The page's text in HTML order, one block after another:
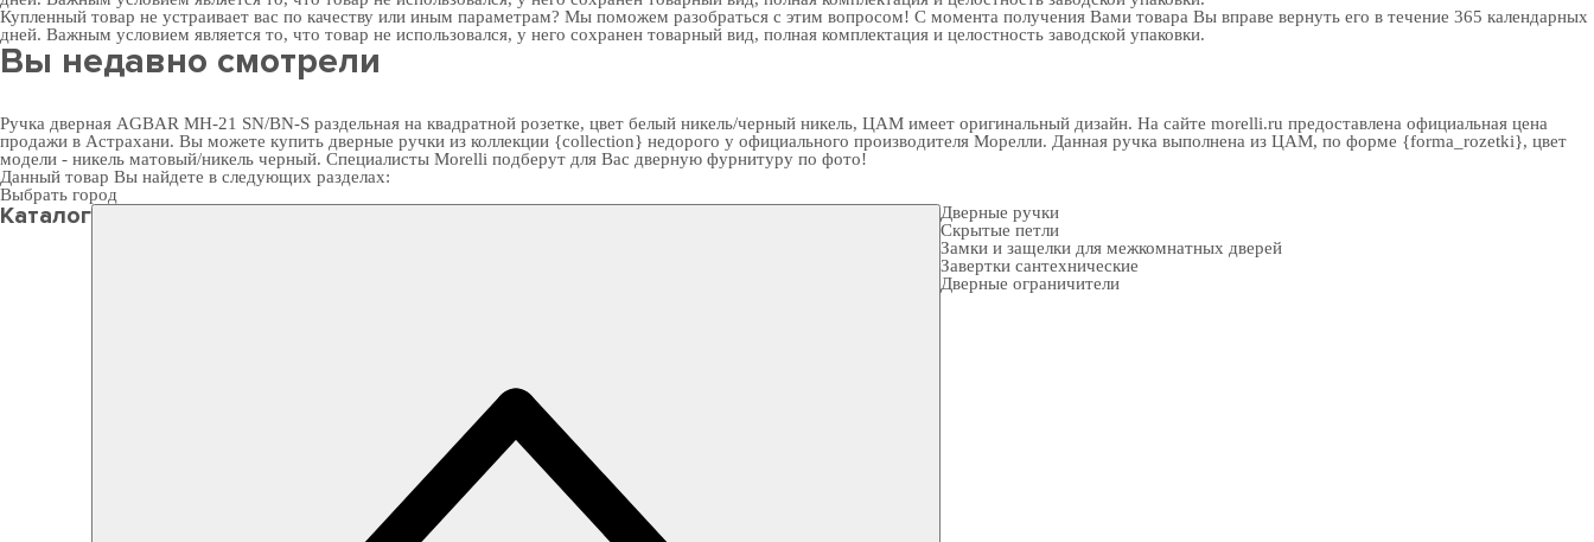
Купленный товар не устраивает вас по качеству или иным параметрам? Мы поможем разобраться с этим вопросом! С момента получения Вами товара Вы вправе вернуть его в течение 365 календарных
дней. Важным условием является то, что товар не использовался, у него сохранен товарный вид, полная комплектация и целостность заводской упаковки.
Вы недавно смотрели
Ручка дверная AGBAR MH-21 SN/BN-S раздельная на квадратной розетке, цвет белый никель/черный никель, ЦАМ имеет оригинальный дизайн. На сайте morelli.ru предоставлена официальная цена
продажи в Астрахани. Вы можете купить дверные ручки из коллекции {collection} недорого у официального производителя Морелли. Данная ручка выполнена из ЦАМ, по форме {forma_rozetki}, цвет
модели - никель матовый/никель черный. Специалисты Morelli подберут для Вас дверную фурнитуру по фото!
Данный товар Вы найдете в следующих разделах:
Выбрать город
Каталог
Дверные ручки
Скрытые петли
Замки и защелки для межкомнатных дверей
Завертки сантехнические
Дверные ограничители